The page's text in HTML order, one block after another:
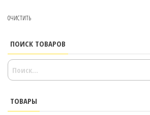
ОЧИСТИТЬ
ПОИСК ТОВАРОВ
НАЙТИ:
ТОВАРЫ